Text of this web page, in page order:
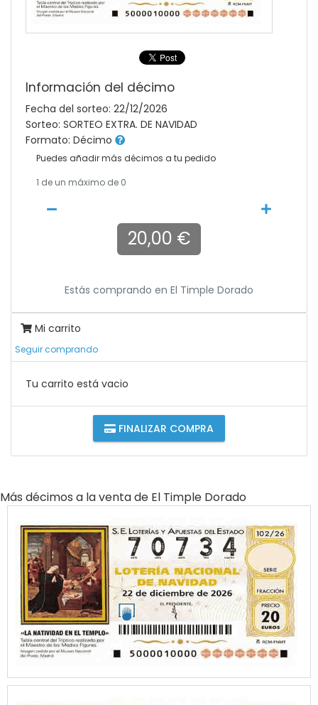
Información del décimo
Fecha del sorteo: 22/12/2026
Sorteo: SORTEO EXTRA. DE NAVIDAD
Formato: Décimo
Puedes añadir más décimos a tu pedido
1 de un máximo de 0
20,00 €
Estás comprando en El Timple Dorado
Mi carrito
Seguir comprando
Tu carrito está vacio
FINALIZAR COMPRA
Más décimos a la venta de El Timple Dorado